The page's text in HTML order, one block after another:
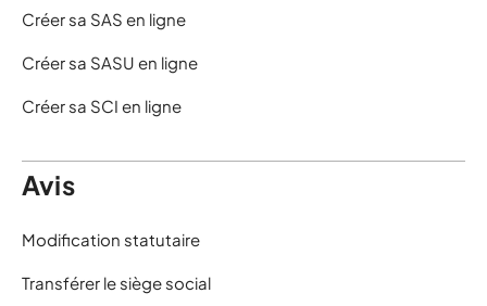
Créer sa SAS en ligne
Créer sa SASU en ligne
Créer sa SCI en ligne
Avis
Modification statutaire
Transférer le siège social